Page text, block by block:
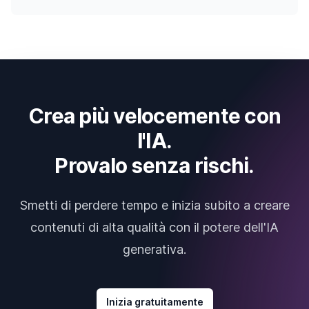
Crea più velocemente con
l'IA.
Provalo senza rischi.
Smetti di perdere tempo e inizia subito a creare
contenuti di alta qualità con il potere dell'IA
generativa.
Inizia gratuitamente